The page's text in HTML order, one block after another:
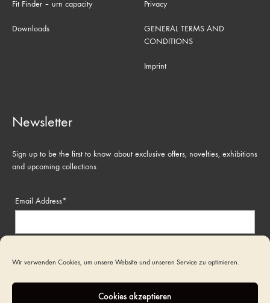
Wir verwenden Cookies, um unsere Website und unseren Service zu optimieren.
Cookies akzeptieren
Fit Finder – urn capacity
Downloads
Privacy
GENERAL TERMS AND
CONDITIONS
Imprint
Newsletter
Sign up to be the first to know about exclusive offers, novelties, exhibitions
and upcoming collections
Email Address*